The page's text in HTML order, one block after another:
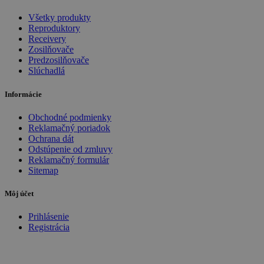
Všetky produkty
Reproduktory
Receivery
Zosilňovače
Predzosilňovače
Slúchadlá
Informácie
Obchodné podmienky
Reklamačný poriadok
Ochrana dát
Odstúpenie od zmluvy
Reklamačný formulár
Sitemap
Môj účet
Prihlásenie
Registrácia